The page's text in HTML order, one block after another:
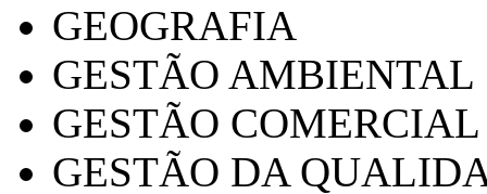
GEOGRAFIA
GESTÃO AMBIENTAL
GESTÃO COMERCIAL
GESTÃO DA